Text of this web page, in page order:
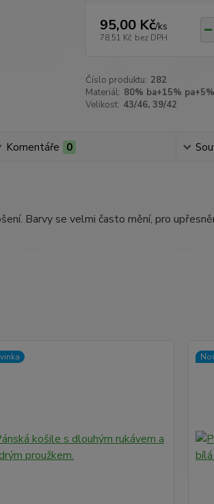
95,00 Kč/ks
78,51 Kč bez DPH
Číslo produktu: 282
Materiál: 80% ba+15%
Velikost: 43/46, 39/42
Komentáře 0
Barvy se velmi často mění, pro